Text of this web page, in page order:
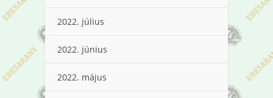
2022. július
2022. június
2022. május